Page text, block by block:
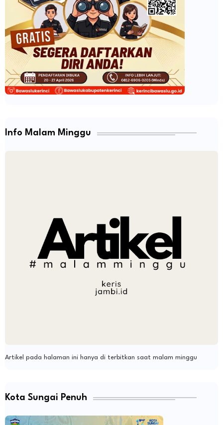
Info Malam Minggu
Artikel pada halaman ini hanya di terbitkan saat malam minggu
Kota Sungai Penuh